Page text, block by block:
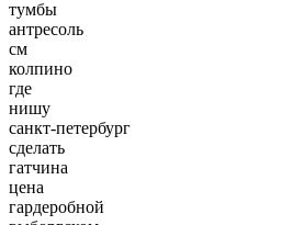
тумбы
антресоль
см
колпино
где
нишу
санкт-петербург
сделать
гатчина
цена
гардеробной